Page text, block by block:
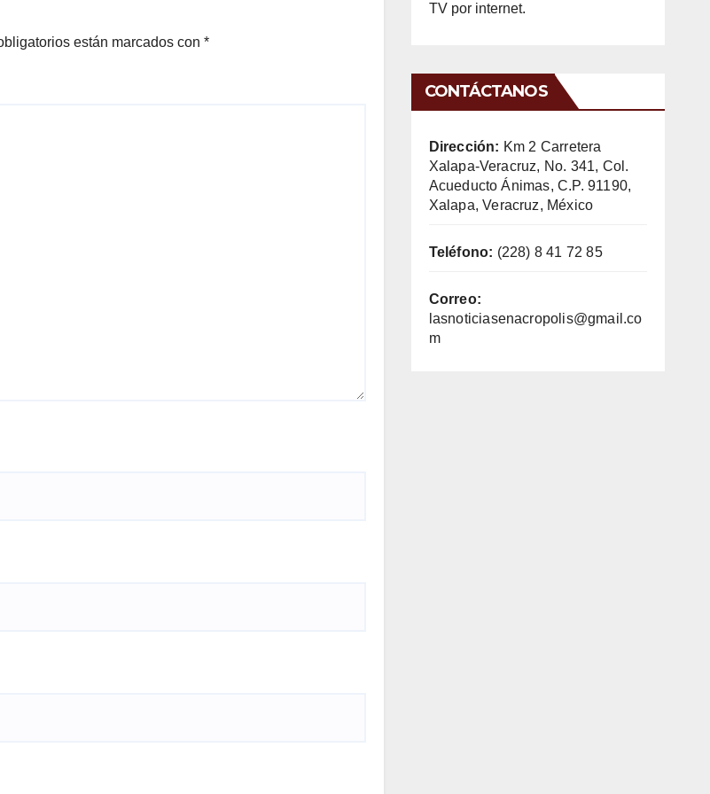
están marcados con *
TV por internet.
CONTÁCTANOS
Dirección: Km 2 Carretera
Xalapa-Veracruz, No. 341, Col.
Acueducto Ánimas, C.P. 91190,
Xalapa, Veracruz, México
Teléfono: (228) 8 41 72 85
Correo:
lasnoticiasenacropolis@gmail.co
m